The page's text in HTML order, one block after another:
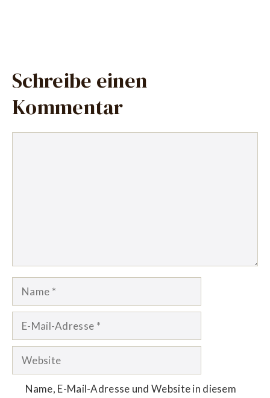
Schreibe einen
Kommentar
Name
Website
Name, E-Mail-Adresse und Website in diesem